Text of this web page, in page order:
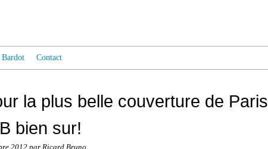
Contact
la plus belle couverture de Paris
bien sur!
2012 par Ricard Bruno